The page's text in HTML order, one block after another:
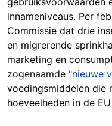
innameniveaus. Per
Commissie dat drie
en migrerende
marketing en
zogenaamde "nieuwe
voedingsmiddelen die
hoeveelheden in de